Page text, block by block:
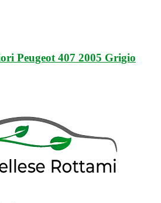
Peugeot 407 2005 Grigio